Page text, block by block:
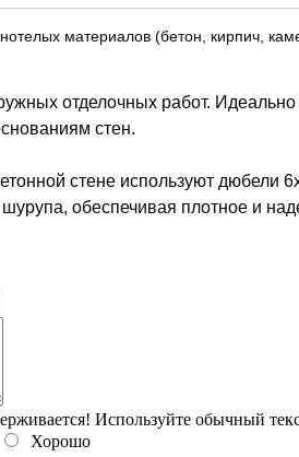
материалов (бетон, кирпич,
отделочных работ.
стен.
стене используют
обеспечивая плотное и
Используйте обычный
Хорошо